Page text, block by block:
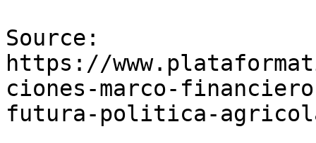
Source:
https://
ciones-marco-